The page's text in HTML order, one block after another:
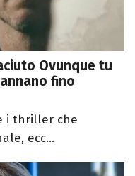
Ovunque tu
fino
i thriller che
ecc...